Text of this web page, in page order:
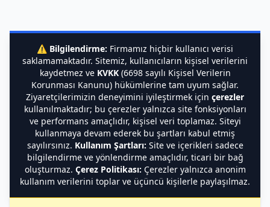
⚠️ Bilgilendirme: Firmamız hiçbir kullanıcı verisi
saklamamaktadır. Sitemiz, kullanıcıların kişisel verilerini
kaydetmez ve KVKK(6698 sayılı Kişisel Verilerin
Korunması Kanunu) hükümlerine tam uyum sağlar.
Ziyaretçilerimizin deneyimini iyileştirmek için çerezler
kullanılmaktadır; bu çerezler yalnızca site fonksiyonları
ve performans amaçlıdır, kişisel veri toplamaz. Siteyi
kullanmaya devam ederek bu şartları kabul etmiş
sayılırsınız. Kullanım Şartları: Site ve içerikleri sadece
bilgilendirme ve yönlendirme amaçlıdır, ticari bir bağ
oluşturmaz. Çerez Politikası: Çerezler yalnızca anonim
kullanım verilerini toplar ve üçüncü kişilerle paylaşılmaz.